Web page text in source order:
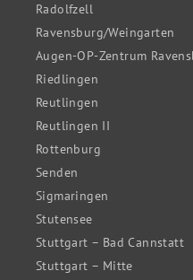
Radolfzell
Ravensburg/Weingarten
Augen-OP-Zentrum
Riedlingen
Reutlingen
Reutlingen II
Rottenburg
Senden
Sigmaringen
Stutensee
Stuttgart – Bad Cannstatt
Stuttgart – Mitte